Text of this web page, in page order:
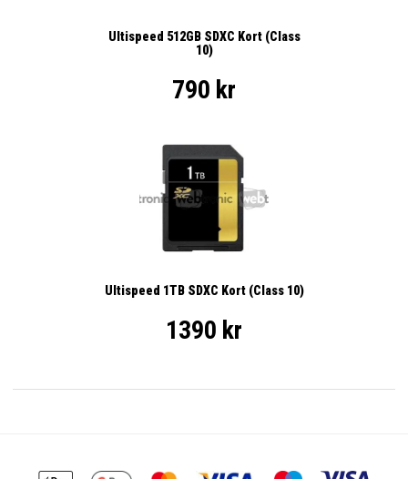
Ultispeed 512GB SDXC Kort (Class
10)
790 kr
Ultispeed 1TB SDXC Kort (Class 10)
1390 kr